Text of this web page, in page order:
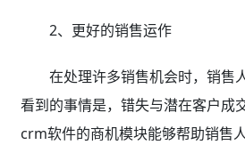
2、更好的销售运作
在处理许多销售机会时，销售
看到的事情是，错失与潜在客户成
crm软件的商机模块能够帮助销售